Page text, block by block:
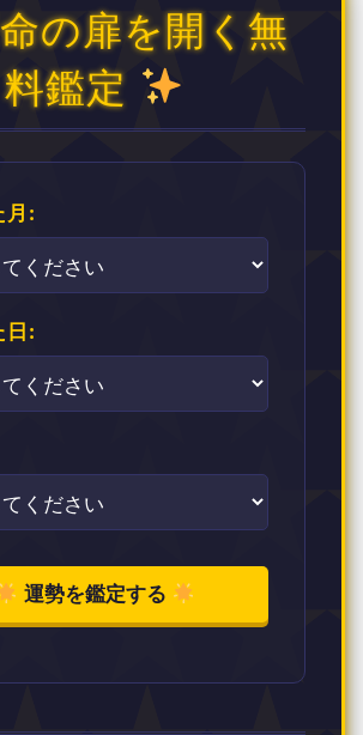
の扉を開く無
料鑑定
月:
日:
運勢を鑑定する